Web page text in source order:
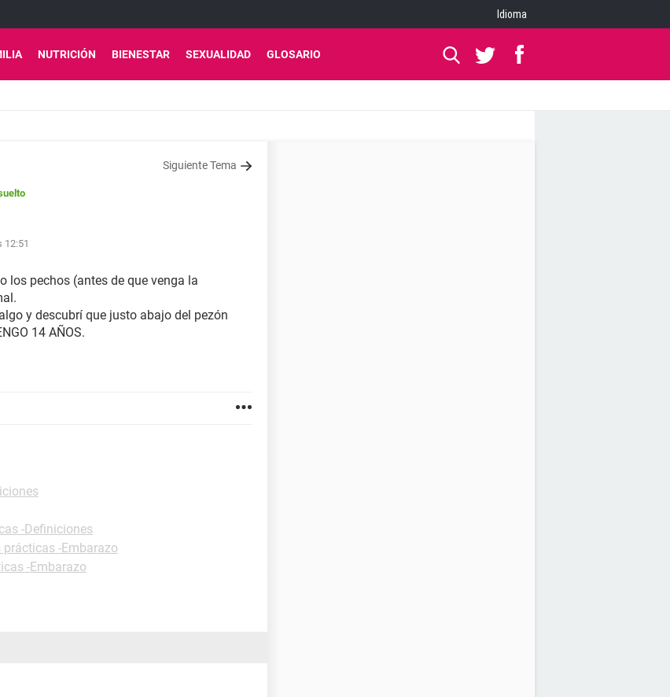
Idioma
NUTRICIÓN BIENESTAR SEXUALIDAD GLOSARIO
Siguiente Tema
12:51
los pechos (antes de que venga la
y descubrí que justo abajo del pezón
14 AÑOS.
-Definiciones
prácticas -Embarazo
-Embarazo